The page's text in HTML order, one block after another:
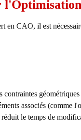
en CAO, il est
associés (comme
le temps de